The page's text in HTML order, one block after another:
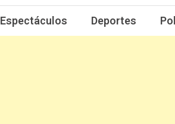
obrnoticias.com
obr noticias noticias, entretenimiento y
Espectáculos Deportes